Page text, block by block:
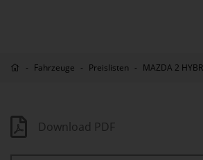
Fahrzeuge Preislisten MAZDA 2
Download PDF